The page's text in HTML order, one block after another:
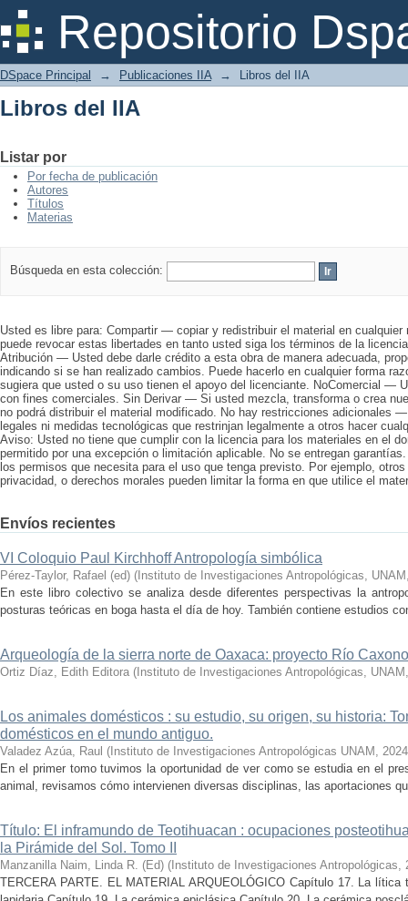
Repositorio
Libros del IIA
DSpace Principal → Publicaciones IIA → Libros del IIA
Libros del IIA
Listar por
Por fecha de publicación
Autores
Títulos
Materias
Búsqueda en esta colección:
Usted es libre para: Compartir — copiar y redistribuir el material en
puede revocar estas libertades en tanto usted siga los términos de la
Atribución — Usted debe darle crédito a esta obra de manera adecuada,
indicando si se han realizado cambios. Puede hacerlo en cualquier forma
sugiera que usted o su uso tienen el apoyo del licenciante. NoComercial —
con fines comerciales. Sin Derivar — Si usted mezcla, transforma o crea
no podrá distribuir el material modificado. No hay restricciones adicionales
legales ni medidas tecnológicas que restrinjan legalmente a otros hacer
Aviso: Usted no tiene que cumplir con la licencia para los materiales en el
permitido por una excepción o limitación aplicable. No se entregan
los permisos que necesita para el uso que tenga previsto. Por ejemplo,
privacidad, o derechos morales pueden limitar la forma en que utilice el
Envíos recientes
VI Coloquio Paul Kirchhoff Antropología simbólica
Pérez-Taylor, Rafael (ed) ( Instituto de Investigaciones Antropológicas, UNAM
En este libro colectivo se analiza desde diferentes perspectivas la
posturas teóricas en boga hasta el día de hoy. También contiene estudios
Arqueología de la sierra norte de Oaxaca: proyecto Río
Ortiz Díaz, Edith Editora ( Instituto de Investigaciones Antropológicas, UNAM
Los animales domésticos : su estudio, su origen, su historia:
domésticos en el mundo antiguo.
Valadez Azúa, Raul ( Instituto de Investigaciones Antropológicas UNAM , 2024
En el primer tomo tuvimos la oportunidad de ver como se estudia en el
animal, revisamos cómo intervienen diversas disciplinas, las aportaciones
Título: El inframundo de Teotihuacan : ocupaciones
la Pirámide del Sol. Tomo II
Manzanilla Naim, Linda R. (Ed) ( Instituto de Investigaciones Antropológicas,
TERCERA PARTE. EL MATERIAL ARQUEOLÓGICO Capítulo 17. La